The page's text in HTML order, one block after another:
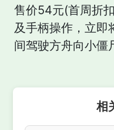
售价54元(首周折
及手柄操作，立即
间驾驶方舟向小僵
相